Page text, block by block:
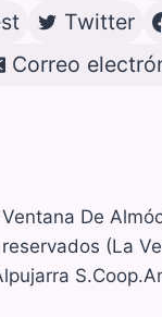
Twitter
Correo
De
(La